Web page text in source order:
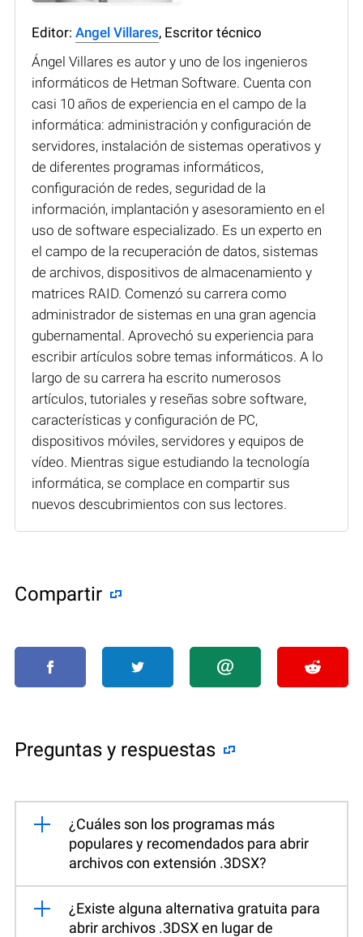
Editor: Angel Villares, Escritor técnico
Ángel Villares es autor y uno de los ingenieros
informáticos de Hetman Software. Cuenta con
casi 10 años de experiencia en el campo de la
informática: administración y configuración de
servidores, instalación de sistemas operativos y
de diferentes programas informáticos,
configuración de redes, seguridad de la
información, implantación y asesoramiento en el
uso de software especializado. Es un experto en
el campo de la recuperación de datos, sistemas
de archivos, dispositivos de almacenamiento y
matrices RAID. Comenzó su carrera como
administrador de sistemas en una gran agencia
gubernamental. Aprovechó su experiencia para
escribir artículos sobre temas informáticos. A lo
largo de su carrera ha escrito numerosos
artículos, tutoriales y reseñas sobre software,
características y configuración de PC,
dispositivos móviles, servidores y equipos de
vídeo. Mientras sigue estudiando la tecnología
informática, se complace en compartir sus
nuevos descubrimientos con sus lectores.
Compartir
Preguntas y respuestas
¿Cuáles son los programas más
populares y recomendados para abrir
archivos con extensión .3DSX?
¿Existe alguna alternativa gratuita para
abrir archivos .3DSX en lugar de